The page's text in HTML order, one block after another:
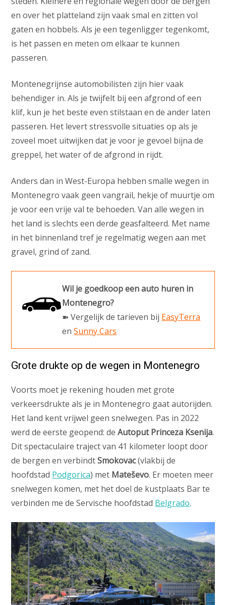
en over het platteland zijn vaak smal en zitten vol
gaten en hobbels. Als je een tegenligger tegenkomt,
is het passen en meten om elkaar te kunnen
passeren.
Montenegrijnse automobilisten zijn hier vaak
behendiger in. Als je twijfelt bij een afgrond of een
klif, kun je het beste even stilstaan en de ander laten
passeren. Het levert stressvolle situaties op als je
zoveel moet uitwijken dat je voor je gevoel bijna de
greppel, het water of de afgrond in rijdt.
Anders dan in West-Europa hebben smalle wegen in
Montenegro vaak geen vangrail, hekje of muurtje om
je voor een vrije val te behoeden. Van alle wegen in
het land is slechts een derde geasfalteerd. Met name
in het binnenland tref je regelmatig wegen aan met
gravel, grind of zand.
Wil je goedkoop een auto huren in
Montenegro?
➽ Vergelijk de tarieven bij EasyTerra
enSunny Cars
Grote drukte op de wegen in Montenegro
Voorts moet je rekening houden met grote
verkeersdrukte als je in Montenegro gaat autorijden.
Het land kent vrijwel geen snelwegen. Pas in 2022
werd de eerste geopend: deAutoput Princeza Ksenija.
Dit spectaculaire traject van 41 kilometer loopt door
de bergen en verbindtSmokovac(vlakbij de
hoofdstad Podgorica) met Mateševo. Er moeten meer
snelwegen komen, met het doel de kustplaats Bar te
verbinden me de Servische hoofdstad Belgrado.